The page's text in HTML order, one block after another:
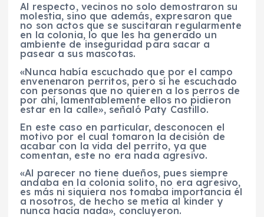
Al respecto, vecinos no solo demostraron su
molestia, sino que además, expresaron que
no son actos que se suscitaran regularmente
en la colonia, lo que les ha generado un
ambiente de inseguridad para sacar a
pasear a sus mascotas.
«Nunca había escuchado que por el campo
envenenaron perritos, pero sí he escuchado
con personas que no quieren a los perros de
por ahí, lamentablemente ellos no pidieron
estar en la calle», señaló Paty Castillo.
En este caso en particular, desconocen el
motivo por el cual tomaron la decisión de
acabar con la vida del perrito, ya que
comentan, este no era nada agresivo.
«Al parecer no tiene dueños, pues siempre
andaba en la colonia solito, no era agresivo,
es más ni siquiera nos tomaba importancia él
a nosotros, de hecho se metía al kinder y
nunca hacía nada», concluyeron.